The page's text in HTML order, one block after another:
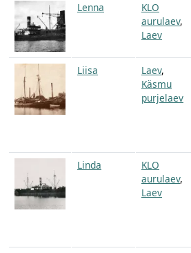
Lenna
KLO
aurulaev,
Laev
Liisa Laev,
Käsmu
purjelaev
Linda
KLO
aurulaev,
Laev